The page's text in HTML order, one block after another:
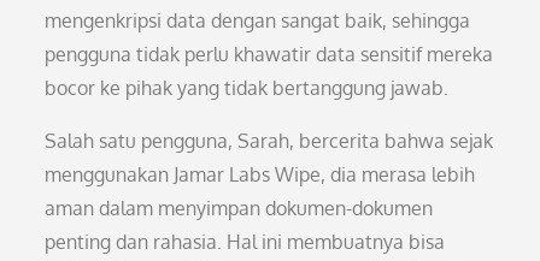
mengenkripsi data dengan sangat baik, sehingga
pengguna tidak perlu khawatir data sensitif mereka
bocor ke pihak yang tidak bertanggung jawab.
Salah satu pengguna, Sarah, bercerita bahwa sejak
menggunakan Jamar Labs Wipe, dia merasa lebih
aman dalam menyimpan dokumen-dokumen
penting dan rahasia. Hal ini membuatnya bisa